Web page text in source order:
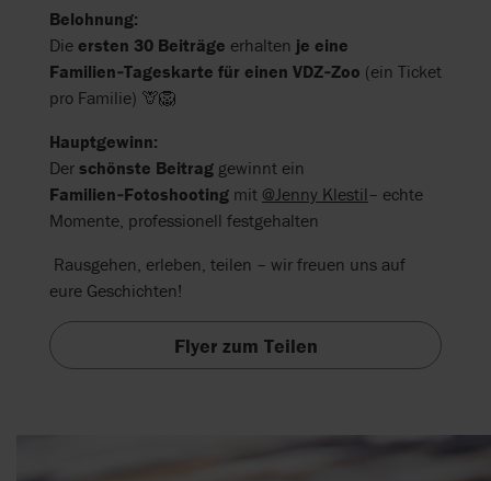
Belohnung:
Die ersten 30 Beiträge erhalten je eine
Familien‑Tageskarte für einen VDZ‑Zoo (ein Ticket
pro Familie) 🦒🦁
Hauptgewinn:
Der schönste Beitrag gewinnt ein
Familien‑Fotoshooting mit @Jenny Klestil – echte
Momente, professionell festgehalten
Rausgehen, erleben, teilen – wir freuen uns auf
eure Geschichten!
Flyer zum Teilen